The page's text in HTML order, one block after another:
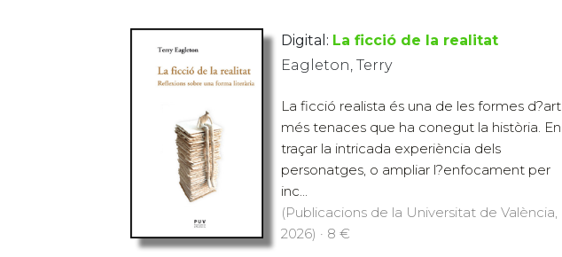
Digital: La ficció de la realitat
Eagleton, Terry
La ficció realista és una de les formes d?art
més tenaces que ha conegut la història. En
traçar la intricada experiència dels
personatges, o ampliar l?enfocament per
inc...
(Publicacions de la Universitat de València,
2026) · 8 €